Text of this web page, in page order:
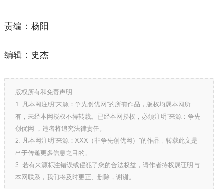
责编：杨阳
编辑：史杰
版权所有和免责声明
1. 凡本网注明“来源：争先创优网”的所有作品，版权均属本网所
有，未经本网授权不得转载。已经本网授权，必须注明“来源：争先
创优网”，违者将追究法律责任。
2. 凡本网注明“来源：XXX（非争先创优网）”的作品，转载此文是
出于传递更多信息之目的。
3. 若有来源标注错误或侵犯了您的合法权益，请作者持权属证明与
本网联系，我们将及时更正、删除，谢谢。